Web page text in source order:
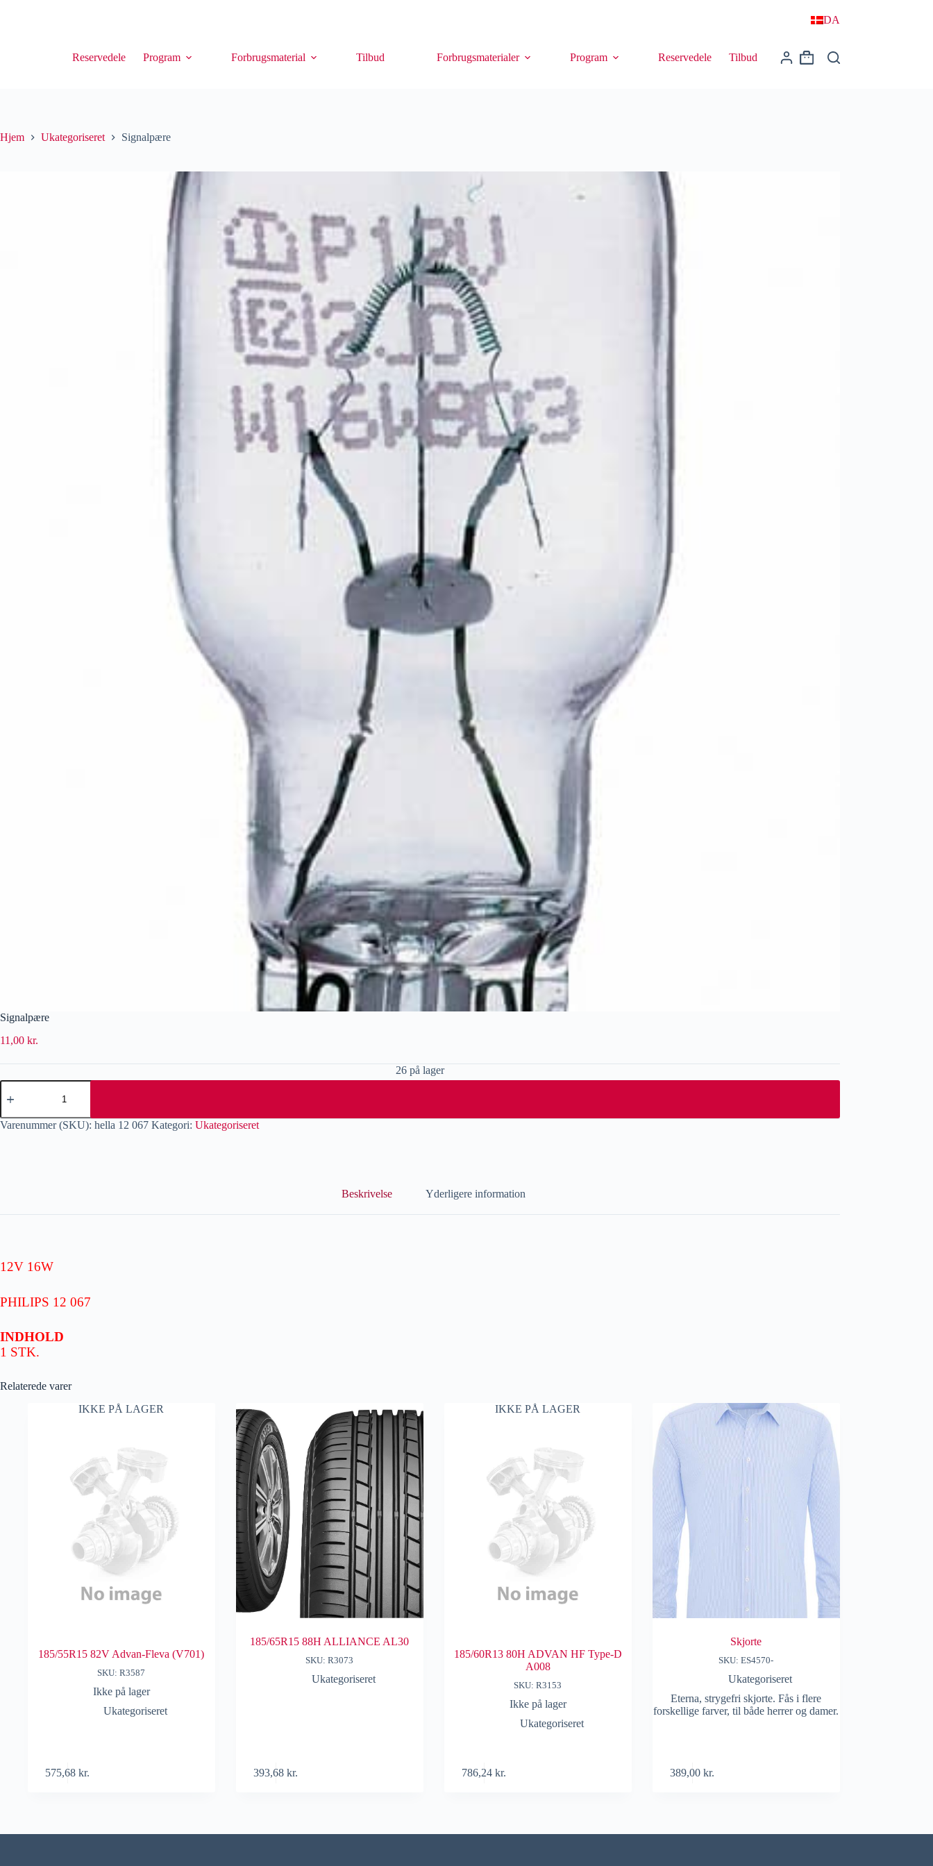
DA
Reservedele Program Forbrugsmaterial Tilbud Forbrugsmaterialer Program Reservedele Tilbud
Hjem Ukategoriseret Signalpære
Signalpære
11,00 kr.
26 på lager
Varenummer (SKU): hella 12 067 Kategori: Ukategoriseret
Beskrivelse Yderligere information
12V 16W
PHILIPS 12 067
INDHOLD
1 STK.
Relaterede varer
IKKE PÅ LAGER
185/55R15 82V Advan-Fleva (V701)
SKU: R3587
Ikke på lager
Ukategoriseret
575,68kr.
185/65R15 88H ALLIANCE AL30
SKU: R3073
Ukategoriseret
393,68kr.
IKKE PÅ LAGER
185/60R13 80H ADVAN HF Type-D
A008
SKU: R3153
Ikke på lager
Ukategoriseret
786,24kr.
Skjorte
SKU: ES4570-
Ukategoriseret
Eterna, strygefri skjorte. Fås i flere
forskellige farver, til både herrer og damer.
389,00kr.